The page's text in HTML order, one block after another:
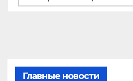
Главные новости